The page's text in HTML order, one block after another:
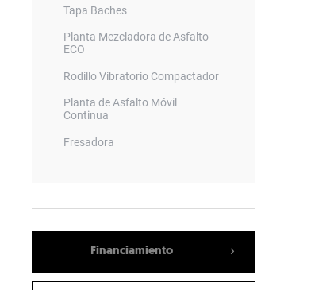
Tapa Baches
Planta Mezcladora de Asfalto
ECO
Rodillo Vibratorio Compactador
Planta de Asfalto Móvil
Continua
Fresadora
Minerador de superficie
Mezcladoras de Asfalto BA
Financiamiento